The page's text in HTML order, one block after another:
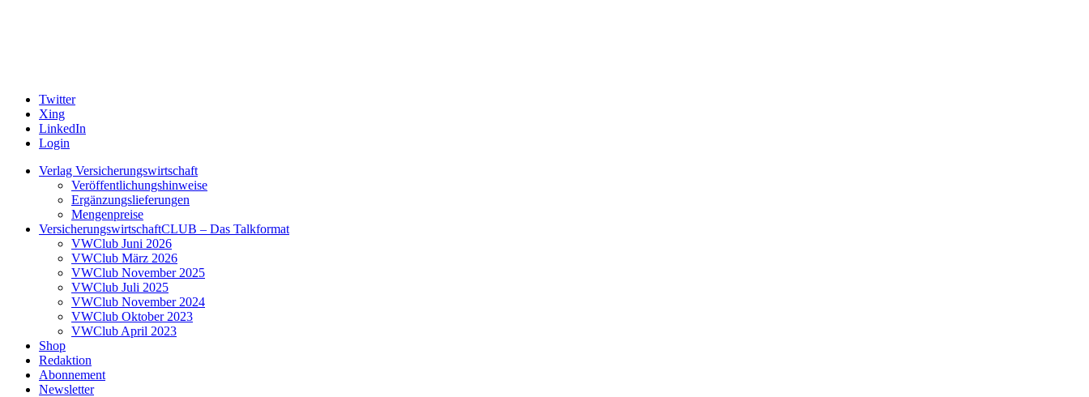
Twitter
Xing
LinkedIn
Login
Verlag Versicherungswirtschaft
Veröffentlichungshinweise
Ergänzungslieferungen
Mengenpreise
VersicherungswirtschaftCLUB – Das Talkformat
VWClub Juni 2026
VWClub März 2026
VWClub November 2025
VWClub Juli 2025
VWClub November 2024
VWClub Oktober 2023
VWClub April 2023
Shop
Redaktion
Abonnement
Newsletter